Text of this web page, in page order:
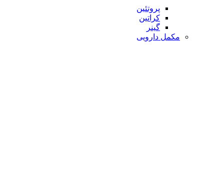
پروتئین
کراتین
گینر
مکمل دارویی